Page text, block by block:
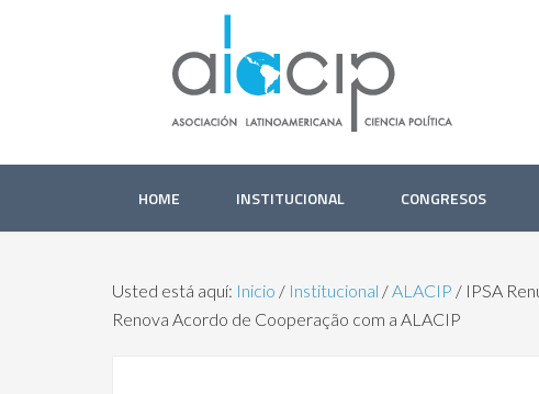
HOME INSTITUCIONAL CONGRESOS
Usted está aquí: Inicio / Institucional /ALACIP / IPSA
Renova Acordo de Cooperação com a ALACIP